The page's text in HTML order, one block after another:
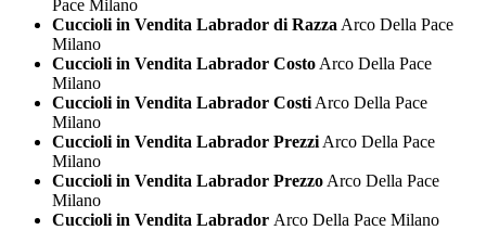
Pace Milano
Cuccioli in Vendita Labrador di Razza Arco Della Pace
Milano
Cuccioli in Vendita Labrador Costo Arco Della Pace
Milano
Cuccioli in Vendita Labrador Costi Arco Della Pace
Milano
Cuccioli in Vendita Labrador Prezzi Arco Della Pace
Milano
Cuccioli in Vendita Labrador Prezzo Arco Della Pace
Milano
Cuccioli in Vendita Labrador Arco Della Pace Milano